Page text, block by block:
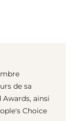
de sa
ainsi
Choice